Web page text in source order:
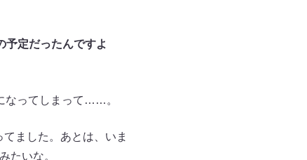
定だったんですよ
なってしまって……。
ました。あとは、いま
たいな。